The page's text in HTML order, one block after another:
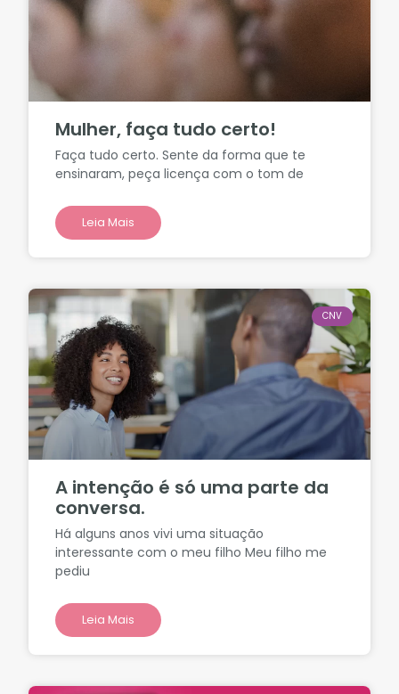
Mulher, faça tudo certo!
Faça tudo certo. Sente da forma que te
ensinaram, peça licença com o tom de
Leia Mais
CNV
A intenção é só uma parte da
conversa.
Há alguns anos vivi uma situação
interessante com o meu filho Meu filho me
pediu
Leia Mais